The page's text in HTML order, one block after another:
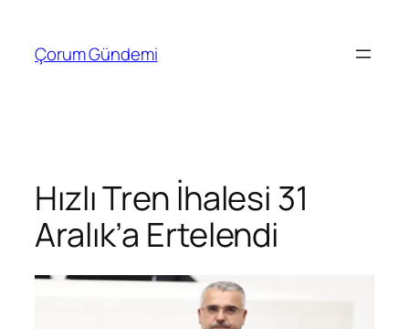
Çorum Gündemi
Hızlı Tren İhalesi 31
Aralık’a Ertelendi